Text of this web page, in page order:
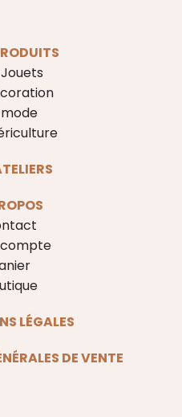
mode
LÉGALES
DE VENTE